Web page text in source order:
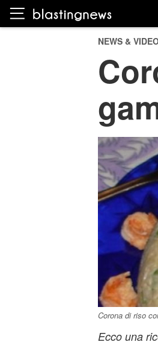
NEWS &
Corona di riso
Ecco una